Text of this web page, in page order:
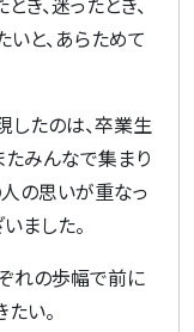
と、あらためて
したのは、卒業生
たみんなで集まり
人の思いが重なっ
ました。
ぞれの歩幅で前に
い。